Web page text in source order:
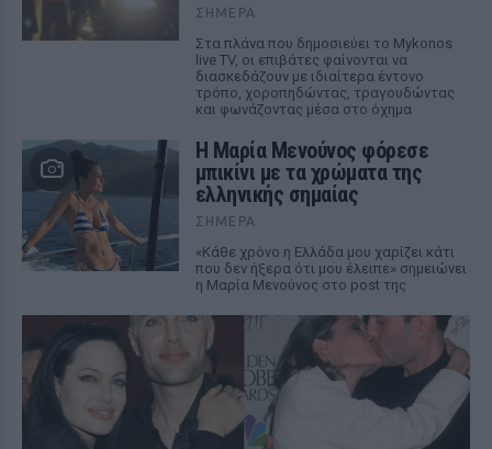
ΣΉΜΕΡΑ
Στα πλάνα που δημοσιεύει το Mykonos
live TV, οι επιβάτες φαίνονται να
διασκεδάζουν με ιδιαίτερα έντονο
τρόπο, χοροπηδώντας, τραγουδώντας
και φωνάζοντας μέσα στο όχημα
Η Μαρία Μενούνος φόρεσε
μπικίνι με τα χρώματα της
ελληνικής σημαίας
ΣΉΜΕΡΑ
«Κάθε χρόνο η Ελλάδα μου χαρίζει κάτι
που δεν ήξερα ότι μου έλειπε» σημειώνει
η Μαρία Μενούνος στο post της